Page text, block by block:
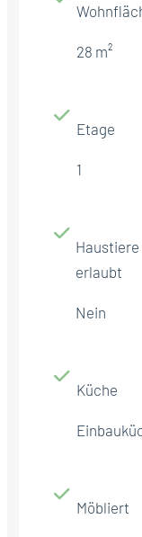
28 m²
Etage
1
Haustiere
erlaubt
Nein
Küche
Möbliert